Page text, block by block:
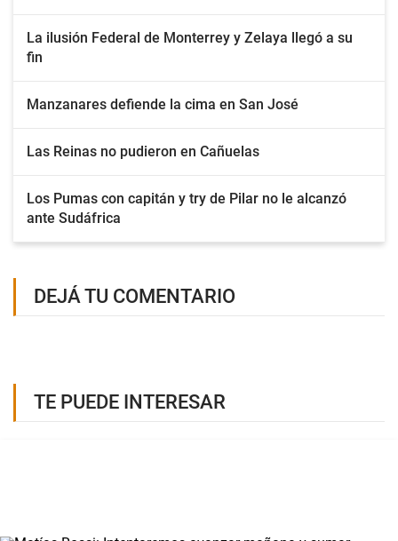
La ilusión Federal de Monterrey y Zelaya llegó a su
fin
Manzanares defiende la cima en San José
Las Reinas no pudieron en Cañuelas
Los Pumas con capitán y try de Pilar no le alcanzó
ante Sudáfrica
DEJÁ TU COMENTARIO
TE PUEDE INTERESAR